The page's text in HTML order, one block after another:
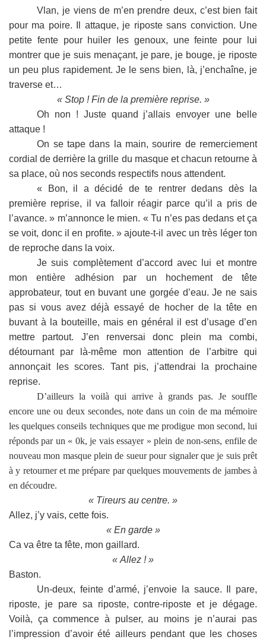
Vlan, je viens de m’en prendre deux, c’est bien fait
pour ma poire. Il attaque, je riposte sans conviction. Une
petite fente pour huiler les genoux, une feinte pour lui
montrer que je suis menaçant, je pare, je bouge, je riposte
un peu plus rapidement. Je le sens bien, là, j’enchaîne, je
traverse et…
« Stop ! Fin de la première reprise. »
Oh non ! Juste quand j’allais envoyer une belle
attaque !
On se tape dans la main, sourire de remerciement
cordial de derrière la grille du masque et chacun retourne à
sa place, où nos seconds respectifs nous attendent.
« Bon, il a décidé de te rentrer dedans dès la
première reprise, il va falloir réagir parce qu’il a pris de
l’avance. » m’annonce le mien. « Tu n’es pas dedans et ça
se voit, donc il en profite. » ajoute-t-il avec un très léger ton
de reproche dans la voix.
Je suis complètement d’accord avec lui et montre
mon entière adhésion par un hochement de tête
approbateur, tout en buvant une gorgée d’eau. Je ne sais
pas si vous avez déjà essayé de hocher de la tête en
buvant à la bouteille, mais en général il est d’usage d’en
mettre partout. J’en renversai donc plein ma combi,
détournant par là-même mon attention de l’arbitre qui
annonçait les scores. Tant pis, j’attendrai la prochaine
reprise.
D’ailleurs la voilà qui arrive à grands pas. Je souffle
encore une ou deux secondes, note dans un coin de ma mémoire
les quelques conseils techniques que me prodigue mon second, lui
réponds par un « 0k, je vais essayer » plein de non-sens, enfile de
nouveau mon masque plein de sueur pour signaler que je suis prêt
à y retourner et me prépare par quelques mouvements de jambes à
en découdre.
« Tireurs au centre. »
Allez, j’y vais, cette fois.
« En garde »
Ca va être ta fête, mon gaillard.
« Allez ! »
Baston.
Un-deux, feinte d’armé, j’envoie la sauce. Il pare,
riposte, je pare sa riposte, contre-riposte et je dégage.
Voilà, ça commence à pulser, au moins je n’aurai pas
l’impression d’avoir été ailleurs pendant que les choses